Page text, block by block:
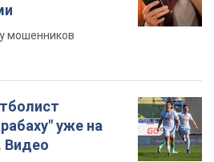
мошенников
уже на
Видео